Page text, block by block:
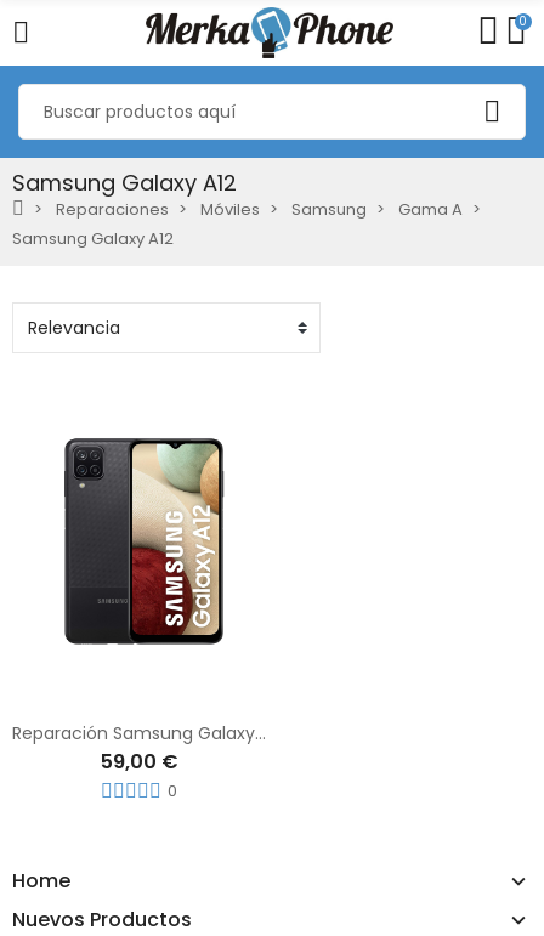
0
Samsung Galaxy A12
Reparaciones Móviles Samsung
Gama A
Samsung Galaxy A12
Home
Nuevos Productos
Reparación Samsung Galaxy A12
59,00 €
0